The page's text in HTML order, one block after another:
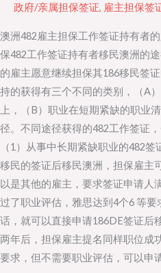
政府/亲属担保签证, 雇主担保签
澳洲482雇主担保工作签证持有者
保482工作签证持有者移民澳洲的
的雇主愿意继续担保其186移民签
持的获得有三个不同的类别，（A
上，（B）职业在短期紧缺的职业
径。不同途径获得的482工作签证
（1）从事中长期紧缺职业的482
移民的签证后移民澳洲，担保雇主
以是其他的雇主，要求签证申请人
过了职业评估，雅思达到4个6 等
话，就可以直接申请186DE签证后
两年后，担保雇主提名同样职位成
要求，但不需要职业评估，可以申
径